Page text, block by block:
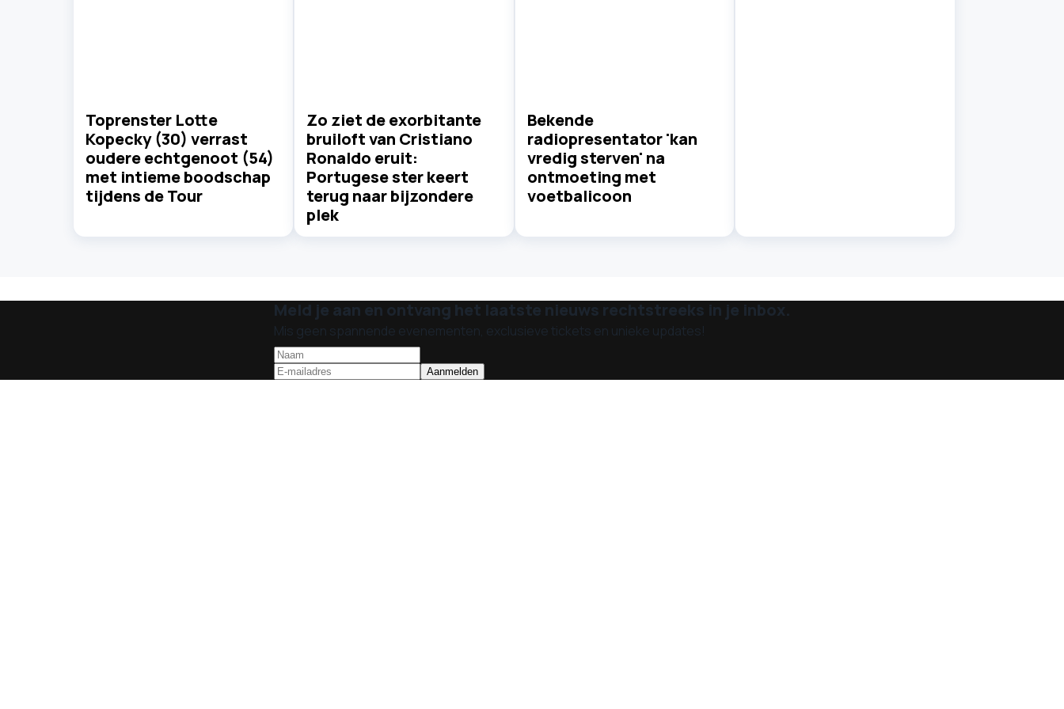
Toprenster Lotte
Kopecky (30) verrast
oudere echtgenoot (54)
met intieme boodschap
tijdens de Tour
Zo ziet de exorbitante
bruiloft van Cristiano
Ronaldo eruit:
Portugese ster keert
terug naar bijzondere
plek
Bekende
radiopresentator 'kan
vredig sterven' na
ontmoeting met
voetbalicoon
Meld je aan en ontvang het laatste nieuws rechtstreeks in je inbox.
Mis geen spannende evenementen, exclusieve tickets en unieke updates!